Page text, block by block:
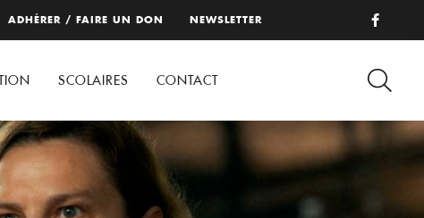
ADHÉRER / FAIRE UN DON NEWSLETTER
SCOLAIRES CONTACT